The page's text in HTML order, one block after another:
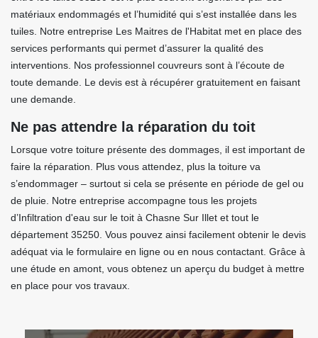
matériaux endommagés et l’humidité qui s’est installée dans les
tuiles. Notre entreprise Les Maitres de l'Habitat met en place des
services performants qui permet d’assurer la qualité des
interventions. Nos professionnel couvreurs sont à l’écoute de
toute demande. Le devis est à récupérer gratuitement en faisant
une demande.
Ne pas attendre la réparation du toit
Lorsque votre toiture présente des dommages, il est important de
faire la réparation. Plus vous attendez, plus la toiture va
s’endommager – surtout si cela se présente en période de gel ou
de pluie. Notre entreprise accompagne tous les projets
d’Infiltration d'eau sur le toit à Chasne Sur Illet et tout le
département 35250. Vous pouvez ainsi facilement obtenir le devis
adéquat via le formulaire en ligne ou en nous contactant. Grâce à
une étude en amont, vous obtenez un aperçu du budget à mettre
en place pour vos travaux.